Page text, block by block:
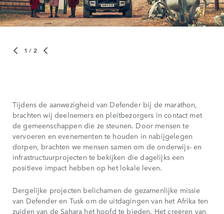
1 / 2
Tijdens de aanwezigheid van Defender bij de marathon,
brachten wij deelnemers en pleitbezorgers in contact met
de gemeenschappen die ze steunen. Door mensen te
vervoeren en evenementen te houden in nabijgelegen
dorpen, brachten we mensen samen om de onderwijs- en
infrastructuurprojecten te bekijken die dagelijks een
positieve impact hebben op het lokale leven.
Dergelijke projecten belichamen de gezamenlijke missie
van Defender en Tusk om de uitdagingen van het Afrika ten
zuiden van de Sahara het hoofd te bieden. Het creëren van